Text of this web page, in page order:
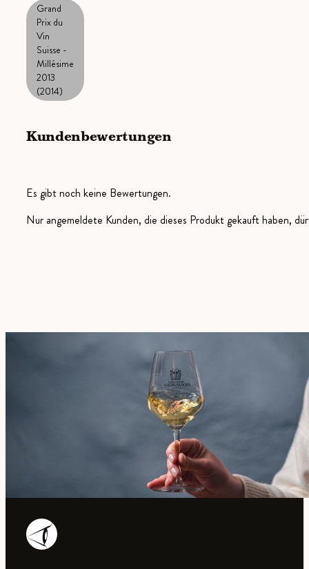
Grand
Prix du
Vin
Suisse -
Millésime
2013
(2014)
Kundenbewertungen
Es gibt noch keine Bewertungen.
Nur angemeldete Kunden, die dieses Produkt gekauft haben,